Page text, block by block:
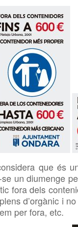
que és
un diumenge
fora dels
d’orgànic i
per fora, etc.